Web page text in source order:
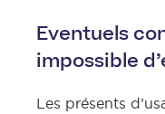
Eventuels
impossible
Les présents